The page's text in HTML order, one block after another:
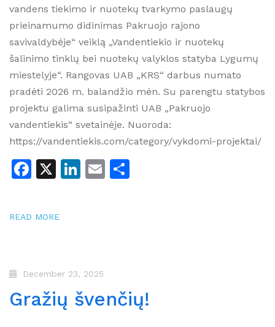
vandens tiekimo ir nuotekų tvarkymo paslaugų
prieinamumo didinimas Pakruojo rajono
savivaldybėje“ veiklą „Vandentiekio ir nuotekų
šalinimo tinklų bei nuotekų valyklos statyba Lygumų
miestelyje“. Rangovas UAB „KRS“ darbus numato
pradėti 2026 m. balandžio mėn. Su parengtu statybos
projektu galima susipažinti UAB „Pakruojo
vandentiekis“ svetainėje. Nuoroda:
https://vandentiekis.com/category/vykdomi-projektai/
Facebook
X LinkedIn
Email
READ MORE
December 23, 2025
Gražių švenčių!